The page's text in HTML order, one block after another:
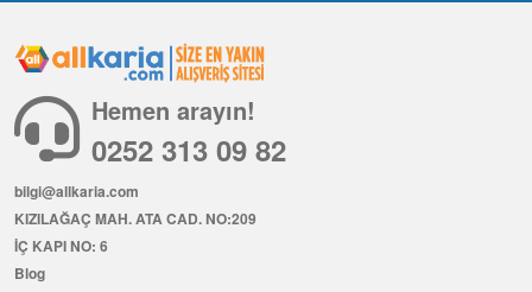
Hemen arayın!
0252 313 09 82
bilgi@allkaria.com
KIZILAĞAÇ MAH. ATA CAD. NO:209
İÇ KAPI NO: 6
Blog